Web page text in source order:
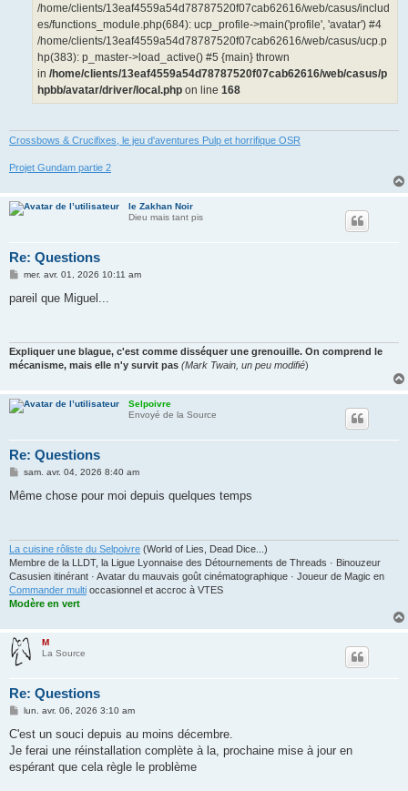
/home/clients/13eaf4559a54d78787520f07cab62616/web/casus/includ
es/functions_module.php(684): ucp_profile->main('profile', 'avatar') #4
/home/clients/13eaf4559a54d78787520f07cab62616/web/casus/ucp.p
hp(383): p_master->load_active() #5 {main} thrown
in /home/clients/13eaf4559a54d78787520f07cab62616/web/casus/p
hpbb/avatar/driver/local.php on line 168
Crossbows & Crucifixes, le jeu d'aventures Pulp et horrifique OSR
Projet Gundam partie 2
le Zakhan Noir
Dieu mais tant pis
Re: Questions
M
s
mer. avr. 01, 2026 10:11 am
pareil que Miguel...
Expliquer une blague, c'est comme disséquer une grenouille. On comprend le
mécanisme, mais elle n'y survit pas (Mark Twain, un peu modifié)
Selpoivre
Envoyé de la Source
Re: Questions
M
s
sam. avr. 04, 2026 8:40 am
Même chose pour moi depuis quelques temps
La cuisine rôliste du Selpoivre (World of Lies, Dead Dice...)
Membre de la LLDT, la Ligue Lyonnaise des Détournements de Threads · Binouzeur
Casusien itinérant · Avatar du mauvais goût cinématographique · Joueur de Magic en
Commander multi occasionnel et accroc à VTES
Modère en vert
M
La Source
Re: Questions
M
s
a
g
e
lun. avr. 06, 2026 3:10 am
C'est un souci depuis au moins décembre.
Je ferai une réinstallation complète à la, prochaine mise à jour en
espérant que cela règle le problème